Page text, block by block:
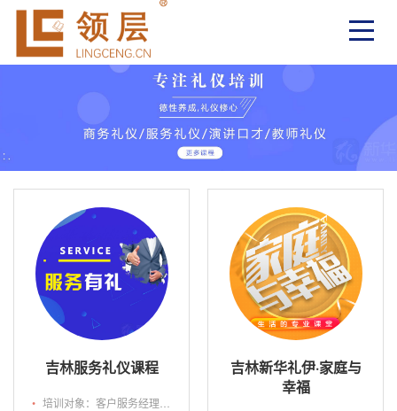
吉林服务礼仪课程
• 培训对象：客户服务经理、客户服务专员、柜面服务人员等，其他的在工作中需要与客户接触的客户服务部人员、销售部人员、接待人员、售后服务人员，以及希望能够通过培训提升下属服务水平的营销经理、客户服务管理人员等各类相关人员。
吉林新华礼伊·家庭与
幸福